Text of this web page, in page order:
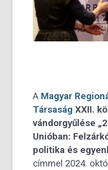
A Magyar
Társaság XXII.
vándorgyűlése
Unióban:
politika és
címmel 2024.